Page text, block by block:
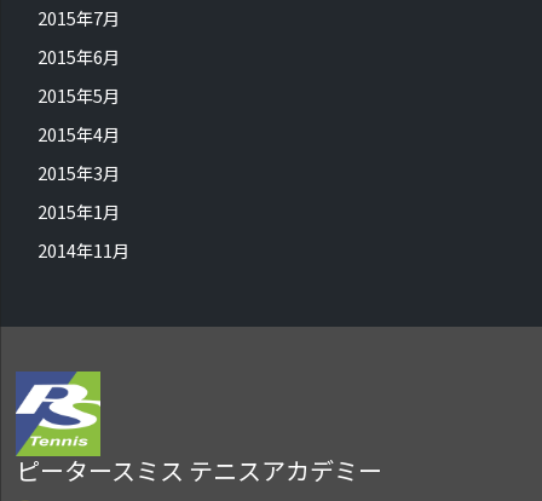
2015年7月
2015年6月
2015年5月
2015年4月
2015年3月
2015年1月
2014年11月
ピータースミス テニスアカデミー